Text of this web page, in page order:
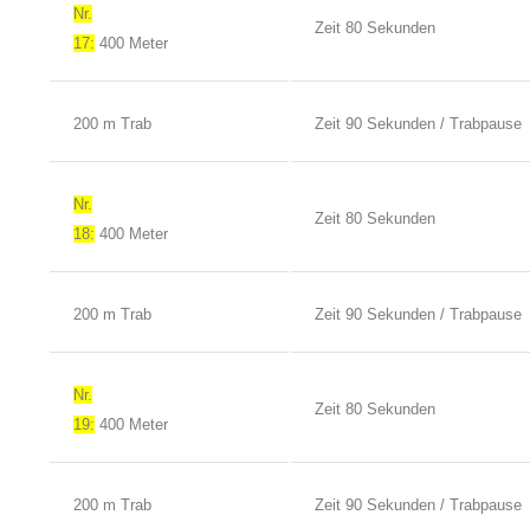
Nr.
17: 400 Meter
Zeit 80 Sekunden
200 m Trab Zeit 90 Sekunden / Trabpause
Nr.
18: 400 Meter
Zeit 80 Sekunden
200 m Trab Zeit 90 Sekunden / Trabpause
Nr.
19: 400 Meter
Zeit 80 Sekunden
200 m Trab Zeit 90 Sekunden / Trabpause